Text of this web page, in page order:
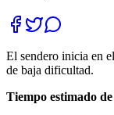
El sendero inicia en
de baja dificultad.
Tiempo estimado